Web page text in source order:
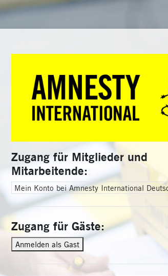
Zugang für Mitglieder und
Mitarbeitende:
Mein Konto bei Amnesty International
Zugang für Gäste:
Anmelden als Gast